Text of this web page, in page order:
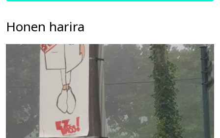
Honen harira